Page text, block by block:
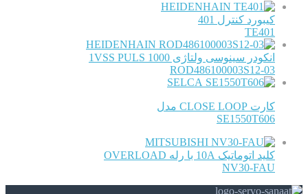
HEIDENHAIN
کیبورد کنترل 401
TE401
HEIDENHAIN
انکودر سینوسی ولتاژی 1VSS PULS 1000
ROD486100003S12-03
SELCA
کارت CLOSE LOOP مدل
SE1550T606
MITSUBISHI
کلید اتوماتیک 10A با رله OVERLOAD
NV30-FAU